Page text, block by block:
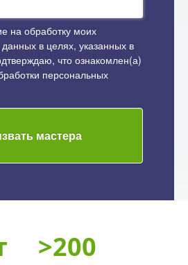
на обработку моих
данных в целях, указанных в
что ознакомлен(а)
персональных
мастера
>200